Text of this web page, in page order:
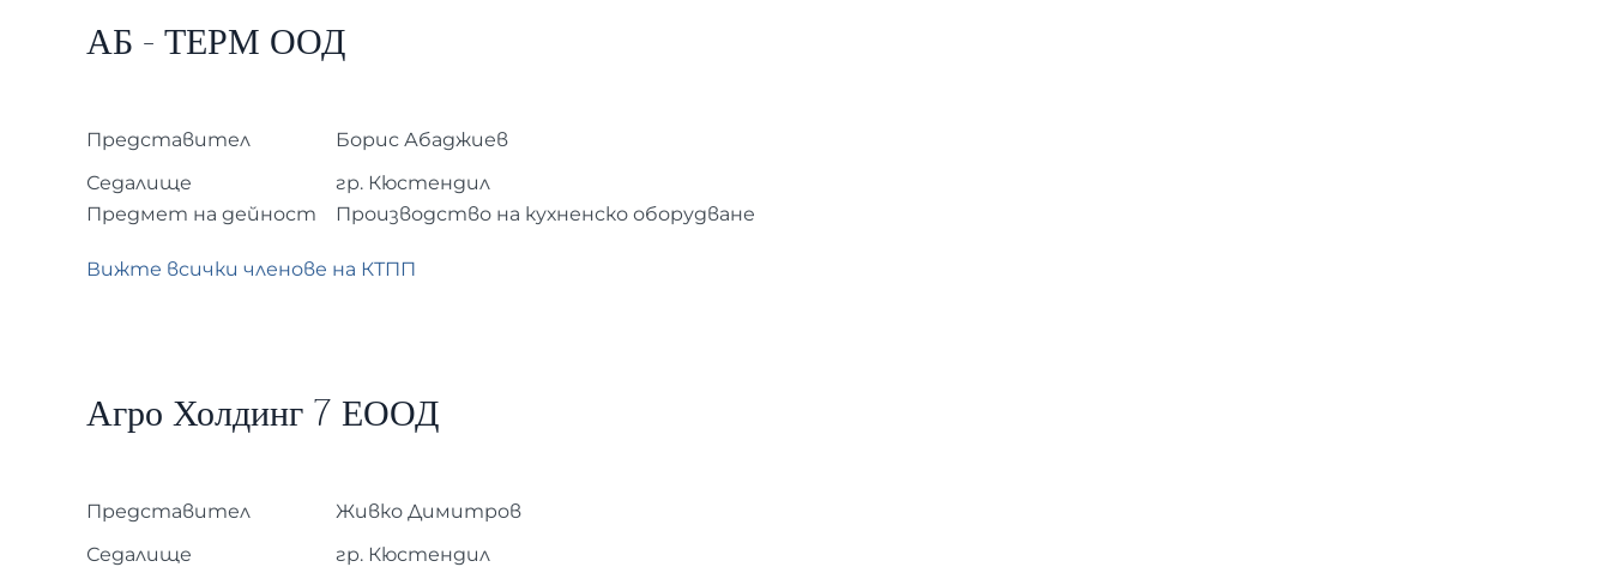
АБ - ТЕРМ ООД
Представител Борис Абаджиев
Седалище
гр. Кюстендил
Предмет на дейност
Производство на кухненско оборудване
Вижте всички членове на КТПП
Агро Холдинг 7 ЕООД
Представител
Живко Димитров
Седалище
гр. Кюстендил